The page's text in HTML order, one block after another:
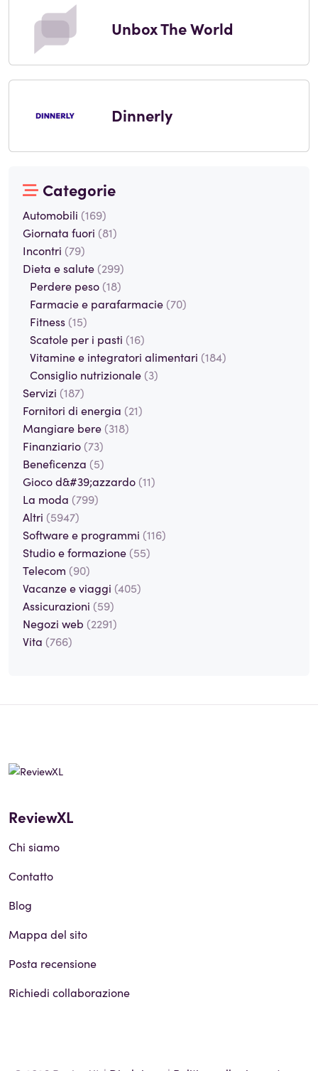
Unbox The World
Dinnerly
Categorie
Automobili (169)
Giornata fuori (81)
Incontri (79)
Dieta e salute (299)
Perdere peso (18)
Farmacie e parafarmacie (70)
Fitness (15)
Scatole per i pasti (16)
Vitamine e integratori alimentari (184)
Consiglio nutrizionale (3)
Servizi (187)
Fornitori di energia (21)
Mangiare bere (318)
Finanziario (73)
Beneficenza (5)
Gioco d&#39;azzardo (11)
La moda (799)
Altri (5947)
Software e programmi (116)
Studio e formazione (55)
Telecom (90)
Vacanze e viaggi (405)
Assicurazioni (59)
Negozi web (2291)
Vita (766)
ReviewXL
Chi siamo
Contatto
Blog
Mappa del sito
Posta recensione
Richiedi collaborazione